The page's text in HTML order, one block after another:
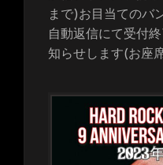
まで)お目当てのバ
自動返信にて受付
知らせします(お座